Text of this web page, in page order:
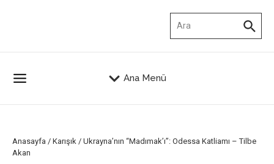
Ana Menü
Anasayfa / Karışık / Ukrayna’nın “Madımak’ı”: Odessa Katliamı – Tilbe
Akan